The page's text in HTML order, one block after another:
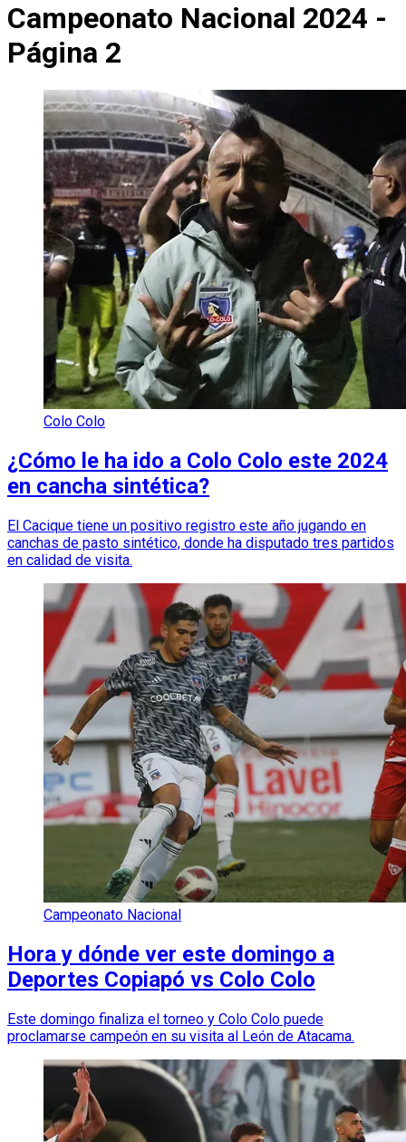
Campeonato Nacional 2024 -
Página 2
Colo Colo
¿Cómo le ha ido a Colo Colo este 2024
en cancha sintética?
El Cacique tiene un positivo registro este año jugando en
canchas de pasto sintético, donde ha disputado tres partidos
en calidad de visita.
Campeonato Nacional
Hora y dónde ver este domingo a
Deportes Copiapó vs Colo Colo
Este domingo finaliza el torneo y Colo Colo puede
proclamarse campeón en su visita al León de Atacama.